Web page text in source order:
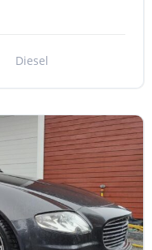
Diesel